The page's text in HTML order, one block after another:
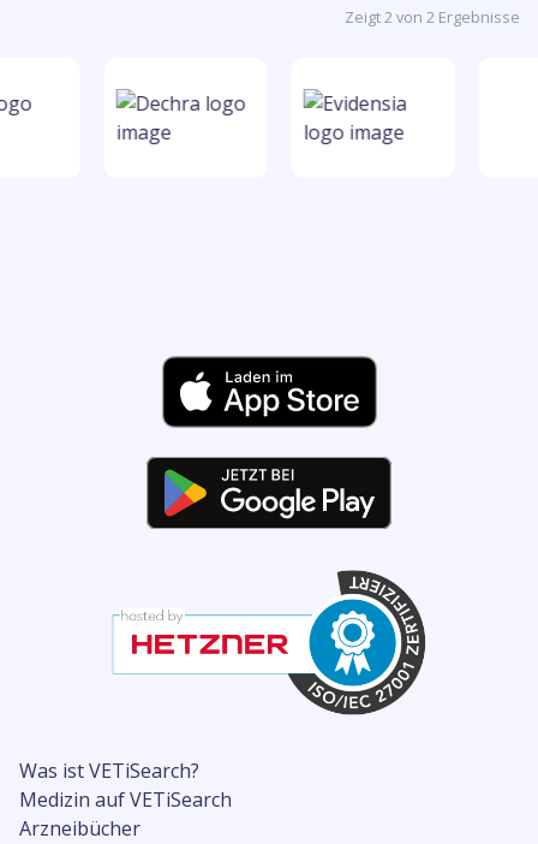
Zeigt 2 von 2 Ergebnisse
Was ist VETiSearch?
Medizin auf VETiSearch
Arzneibücher